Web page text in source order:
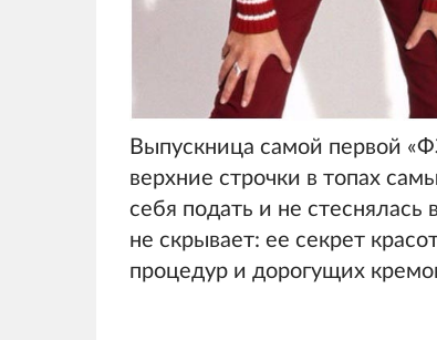
Выпускница самой первой
верхние строчки в топах
себя подать и не
не скрывает: ее секрет
процедур и дорогущих